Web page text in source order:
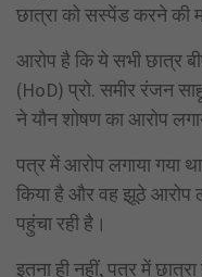
छात्रा को सस्पेंड करने की
आरोप है कि ये सभी छात्र
(HoD) प्रो. समीर रंजन
ने यौन शोषण का आरोप
पत्र में आरोप लगाया गया
किया है और वह झूठे आरोप
पहुंचा रही है।
इतना ही नहीं, पत्र में